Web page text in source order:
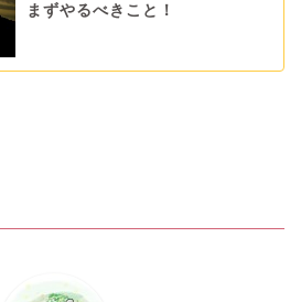
まずやるべきこと！